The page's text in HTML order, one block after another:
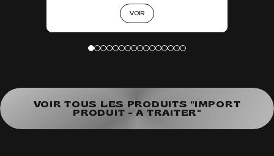
VOIR
VOIR TOUS LES PRODUITS "IMPORT
PRODUIT - A TRAITER"